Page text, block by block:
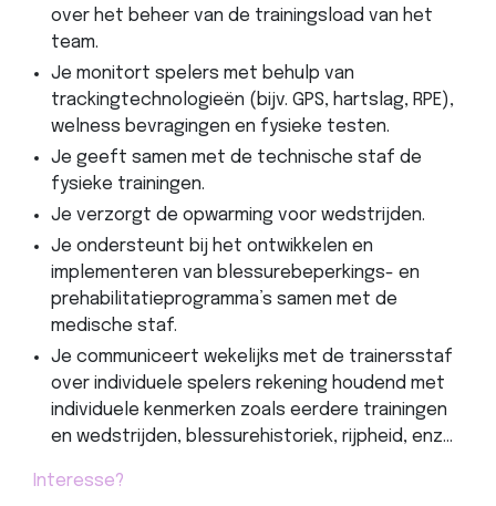
over het beheer van de trainingsload van het
team.
Je monitort spelers met behulp van
trackingtechnologieën (bijv. GPS, hartslag, RPE),
welness bevragingen en fysieke testen.
Je geeft samen met de technische staf de
fysieke trainingen.
Je verzorgt de opwarming voor wedstrijden.
Je ondersteunt bij het ontwikkelen en
implementeren van blessurebeperkings- en
prehabilitatieprogramma’s samen met de
medische staf.
Je communiceert wekelijks met de trainersstaf
over individuele spelers rekening houdend met
individuele kenmerken zoals eerdere trainingen
en wedstrijden, blessurehistoriek, rijpheid, enz…
Interesse?